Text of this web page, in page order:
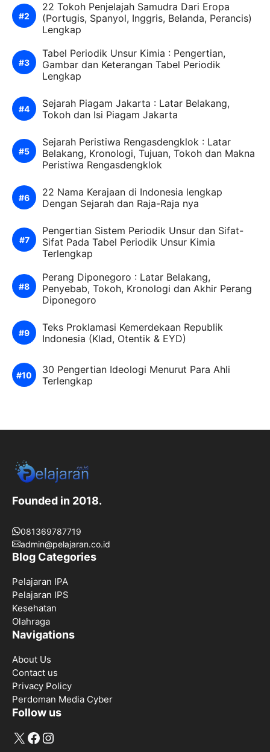
22 Tokoh Penjelajah Samudra Dari Eropa
(Portugis, Spanyol, Inggris, Belanda, Perancis)
Lengkap
Tabel Periodik Unsur Kimia : Pengertian,
Gambar dan Keterangan Tabel Periodik
Lengkap
Sejarah Piagam Jakarta : Latar Belakang,
Tokoh dan Isi Piagam Jakarta
Sejarah Peristiwa Rengasdengklok : Latar
Belakang, Kronologi, Tujuan, Tokoh dan Makna
Peristiwa Rengasdengklok
22 Nama Kerajaan di Indonesia lengkap
Dengan Sejarah dan Raja-Raja nya
Pengertian Sistem Periodik Unsur dan Sifat-
Sifat Pada Tabel Periodik Unsur Kimia
Terlengkap
Perang Diponegoro : Latar Belakang,
Penyebab, Tokoh, Kronologi dan Akhir Perang
Diponegoro
Teks Proklamasi Kemerdekaan Republik
Indonesia (Klad, Otentik & EYD)
30 Pengertian Ideologi Menurut Para Ahli
Terlengkap
Founded in 2018.
081369787719
admin@pelajaran.co.id
Blog Categories
Pelajaran IPA
Pelajaran IPS
Kesehatan
Olahraga
Navigations
About Us
Contact us
Privacy Policy
Perdoman Media Cyber
Follow us
X Facebook
Instagram